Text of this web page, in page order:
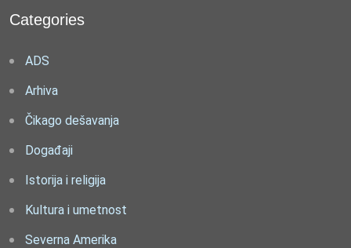
Categories
ADS
Arhiva
Čikago dešavanja
Događaji
Istorija i religija
Kultura i umetnost
Severna Amerika